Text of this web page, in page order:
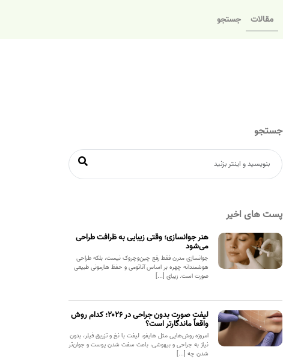
مقالات جستجو
جستجو
پست های اخیر
هنر جوانسازی؛ وقتی زیبایی به ظرافت طراحی
می‌شود
جوانسازی مدرن فقط رفع چین‌وچروک نیست، بلکه طراحی
هوشمندانه چهره بر اساس آناتومی و حفظ هارمونی طبیعی
صورت است. زیبای [...]
لیفت صورت بدون جراحی در ۲۰۲۶؛ کدام روش
واقعاً ماندگارتر است؟
امروزه روش‌هایی مثل هایفو، لیفت با نخ و تزریق فیلر، بدون
نیاز به جراحی و بیهوشی، باعث سفت شدن پوست و جوان‌تر
شدن چه [...]